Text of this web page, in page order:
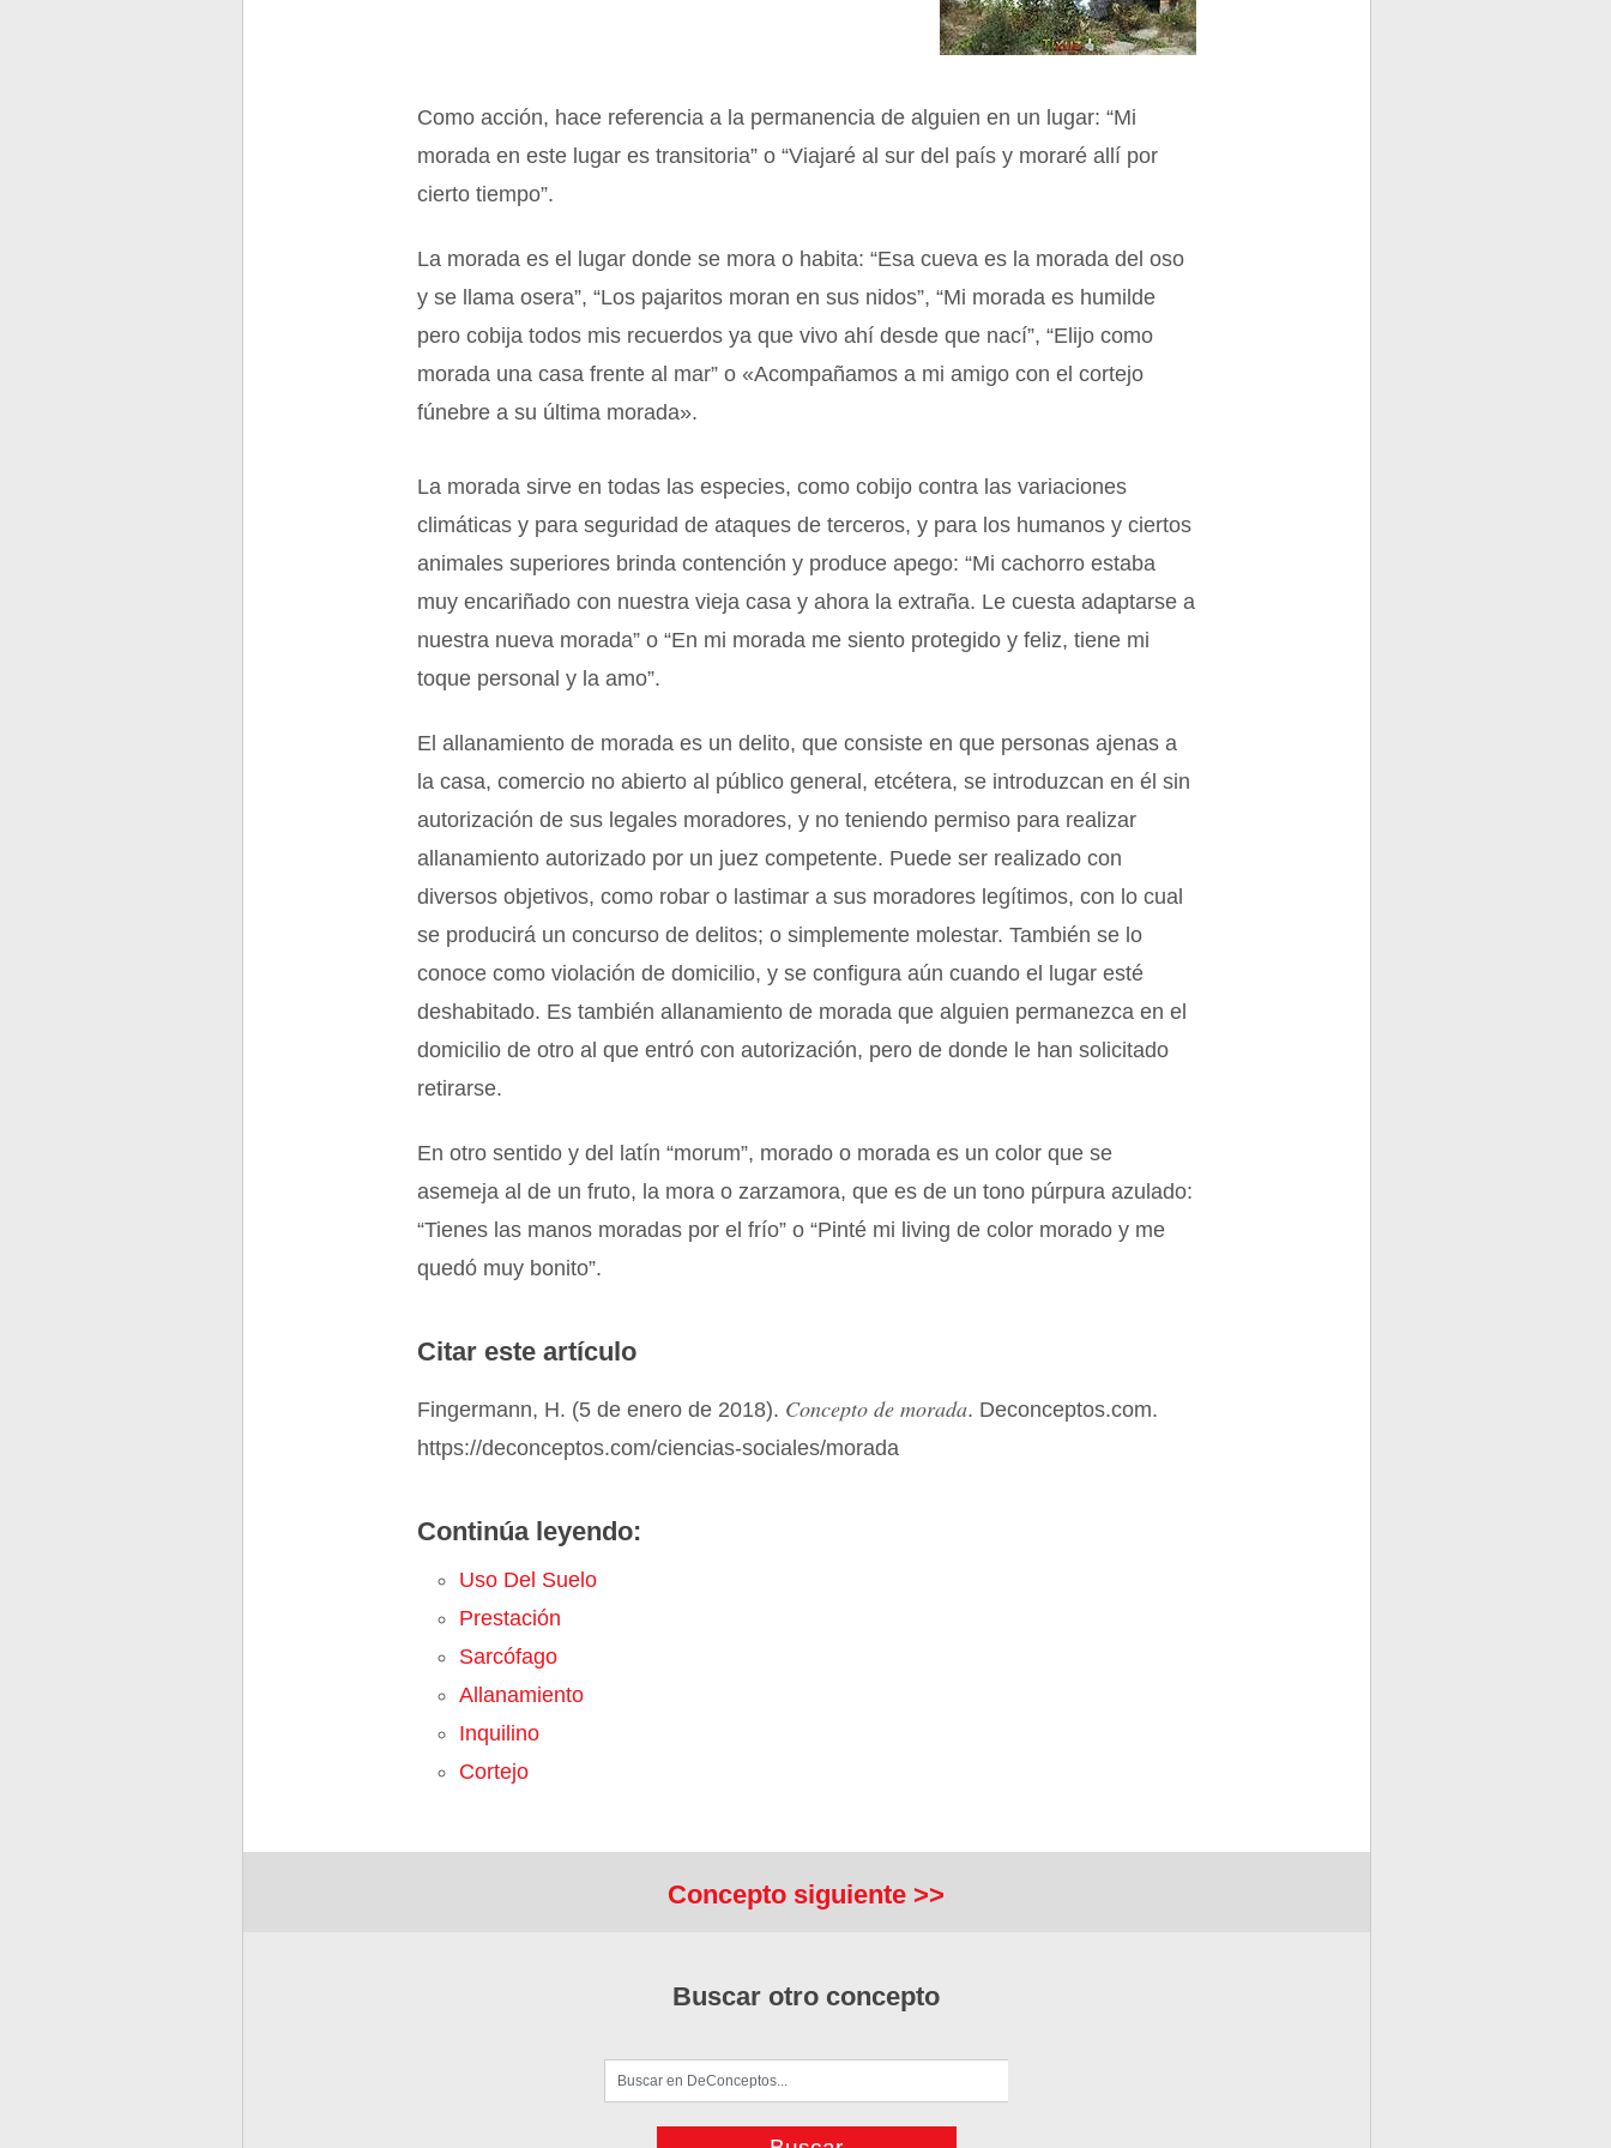
Como acción, hace referencia a la permanencia de alguien en un lugar: “Mi
morada en este lugar es transitoria” o “Viajaré al sur del país y moraré allí por
cierto tiempo”.
La morada es el lugar donde se mora o habita: “Esa cueva es la morada del oso
y se llama osera”, “Los pajaritos moran en sus nidos”, “Mi morada es humilde
pero cobija todos mis recuerdos ya que vivo ahí desde que nací”, “Elijo como
morada una casa frente al mar” o «Acompañamos a mi amigo con el cortejo
fúnebre a su última morada».
La morada sirve en todas las especies, como cobijo contra las variaciones
climáticas y para seguridad de ataques de terceros, y para los humanos y ciertos
animales superiores brinda contención y produce apego: “Mi cachorro estaba
muy encariñado con nuestra vieja casa y ahora la extraña. Le cuesta adaptarse a
nuestra nueva morada” o “En mi morada me siento protegido y feliz, tiene mi
toque personal y la amo”.
El allanamiento de morada es un delito, que consiste en que personas ajenas a
la casa, comercio no abierto al público general, etcétera, se introduzcan en él sin
autorización de sus legales moradores, y no teniendo permiso para realizar
allanamiento autorizado por un juez competente. Puede ser realizado con
diversos objetivos, como robar o lastimar a sus moradores legítimos, con lo cual
se producirá un concurso de delitos; o simplemente molestar. También se lo
conoce como violación de domicilio, y se configura aún cuando el lugar esté
deshabitado. Es también allanamiento de morada que alguien permanezca en el
domicilio de otro al que entró con autorización, pero de donde le han solicitado
retirarse.
En otro sentido y del latín “morum”, morado o morada es un color que se
asemeja al de un fruto, la mora o zarzamora, que es de un tono púrpura azulado:
“Tienes las manos moradas por el frío” o “Pinté mi living de color morado y me
quedó muy bonito”.
Citar este artículo
Fingermann, H. (5 de enero de 2018). Concepto de morada. Deconceptos.com.
https://deconceptos.com/ciencias-sociales/morada
Continúa leyendo:
Uso Del Suelo
Prestación
Sarcófago
Allanamiento
Inquilino
Cortejo
Concepto siguiente >>
Buscar otro concepto